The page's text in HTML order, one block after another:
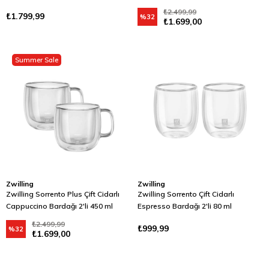
₺1.799,99 ₺1.699,00
₺2.499,99
%32
Zwilling
Zwilling Sorrento Plus Çift Cidarlı
Cappuccino Bardağı 2'li 450 ml
₺1.699,00
₺2.499,99
%32
Summer Sale
Zwilling
Zwilling Sorrento Çift Cidarlı
Espresso Bardağı 2'li 80 ml
₺999,99